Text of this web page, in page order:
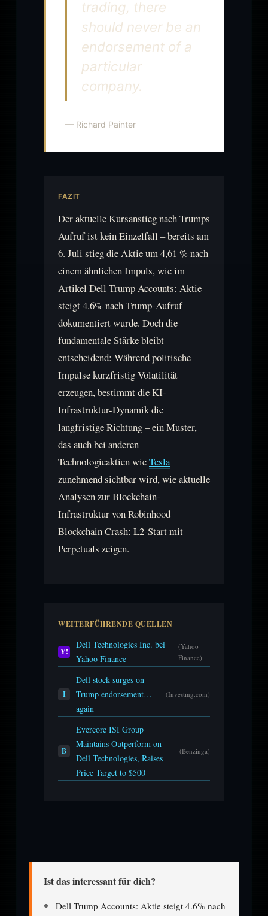
trading, there
should never be an
endorsement of a
particular
company.
— Richard Painter
FAZIT
Der aktuelle Kursanstieg nach Trumps
Aufruf ist kein Einzelfall – bereits am
6. Juli stieg die Aktie um 4,61 % nach
einem ähnlichen Impuls, wie im
Artikel Dell Trump Accounts: Aktie
steigt 4.6% nach Trump-Aufruf
dokumentiert wurde. Doch die
fundamentale Stärke bleibt
entscheidend: Während politische
Impulse kurzfristig Volatilität
erzeugen, bestimmt die KI-
Infrastruktur-Dynamik die
langfristige Richtung – ein Muster,
das auch bei anderen
Technologieaktien wieTesla
zunehmend sichtbar wird, wie aktuelle
Analysen zur Blockchain-
Infrastruktur von Robinhood
Blockchain Crash: L2-Start mit
Perpetuals zeigen.
WEITERFÜHRENDE QUELLEN
Y!
Dell Technologies Inc. bei
Yahoo Finance
(Yahoo
Finance)
I
Dell stock surges on
Trump endorsement…
again
(Investing.com)
B
Evercore ISI Group
Maintains Outperform on
Dell Technologies, Raises
Price Target to $500
(Benzinga)
Ist das interessant für dich?
Dell Trump Accounts: Aktie steigt 4.6% nach